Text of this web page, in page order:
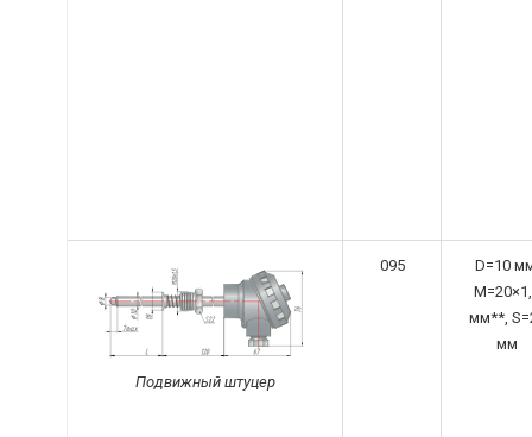
Подвижный штуцер
095
D=10
мм**,
мм